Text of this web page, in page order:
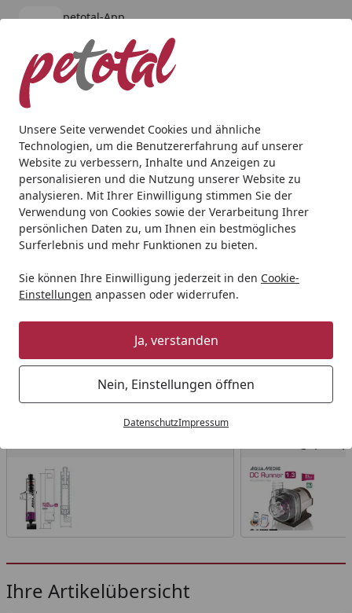
Unsere Seite verwendet Cookies und ähnliche
Technologien, um die Benutzererfahrung auf unserer
Website zu verbessern, Inhalte und Anzeigen zu
personalisieren und die Nutzung unserer Website zu
analysieren. Mit Ihrer Einwilligung stimmen Sie der
Verwendung von Cookies sowie der Verarbeitung Ihrer
persönlichen Daten zu, um Ihnen ein bestmögliches
Surferlebnis und mehr Funktionen zu bieten.
Sie können Ihre Einwilligung jederzeit in den Cookie-
Einstellungen anpassen oder widerrufen.
Ja, verstanden
Nein, Einstellungen öffnen
DatenschutzImpressum
petotal-App
kostenlos - Im App Store
Alle Produkte
Mein Konto
Suchen
Pumpen & Abschäumer für
Meerwasser
Startseite
Pumpen & Abschäumer für Meerwasser
Wählen Sie Ihre Wunschkategorie
Ihre Artikelübersicht